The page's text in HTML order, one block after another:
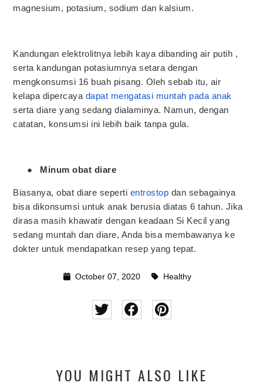
magnesium, potasium, sodium dan kalsium.
Kandungan elektrolitnya lebih kaya dibanding air putih ,
serta kandungan potasiumnya setara dengan
mengkonsumsi 16 buah pisang. Oleh sebab itu, air
kelapa dipercaya dapat mengatasi muntah pada anak
serta diare yang sedang dialaminya. Namun, dengan
catatan, konsumsi ini lebih baik tanpa gula.
● Minum obat diare
Biasanya, obat diare seperti entrostop dan sebagainya
bisa dikonsumsi untuk anak berusia diatas 6 tahun. Jika
dirasa masih khawatir dengan keadaan Si Kecil yang
sedang muntah dan diare, Anda bisa membawanya ke
dokter untuk mendapatkan resep yang tepat.
October 07, 2020 Healthy
YOU MIGHT ALSO LIKE